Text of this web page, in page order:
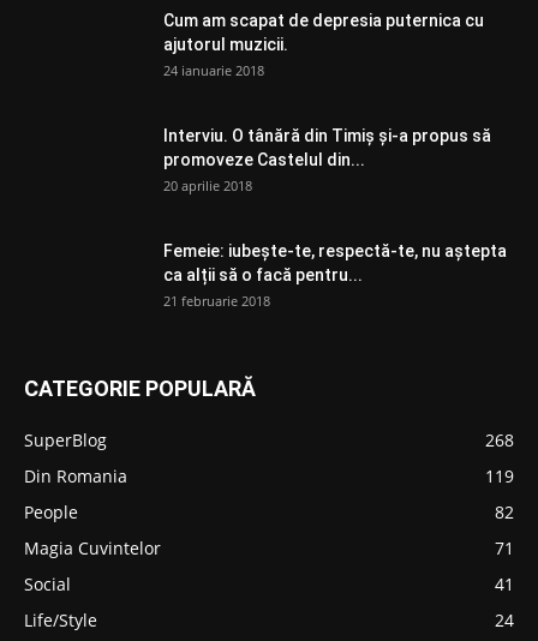
Cum am scapat de depresia puternica cu
ajutorul muzicii.
24 ianuarie 2018
Interviu. O tânără din Timiș și-a propus să
promoveze Castelul din...
20 aprilie 2018
Femeie: iubește-te, respectă-te, nu aștepta
ca alții să o facă pentru...
21 februarie 2018
CATEGORIE POPULARĂ
SuperBlog
268
Din Romania
119
People
82
Magia Cuvintelor
71
Social
41
Life/Style
24